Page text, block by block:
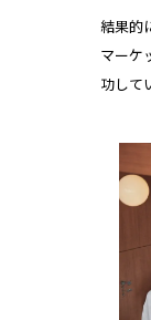
結果的
マーケ
功して